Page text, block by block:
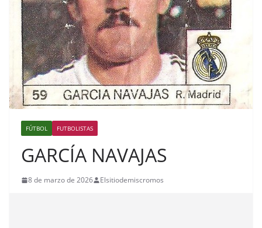
FÚTBOL FUTBOLISTAS
GARCÍA NAVAJAS
8 de marzo de 2026 Elsitiodemiscromos